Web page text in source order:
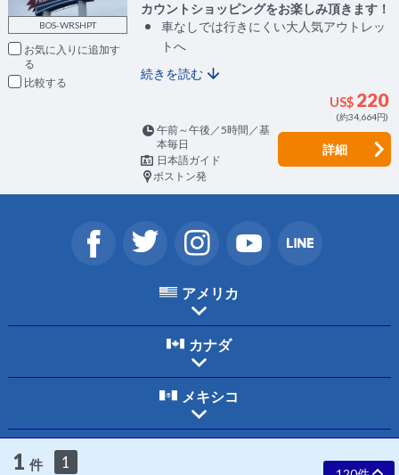
BOS-WRSHPT
お気に入りに追加
比較
カウントショッピングをお楽しみ頂きます！
車なしでは行きにくい大人気アウトレッ
トへ
続きを読む
US$ 220
(約34,664円)
午前～午後／5時間／基
本毎日
日本語ガイド
ボストン発
詳細
1 件 1
アメリカ
カナダ
メキシコ
ホーム ご利用規約